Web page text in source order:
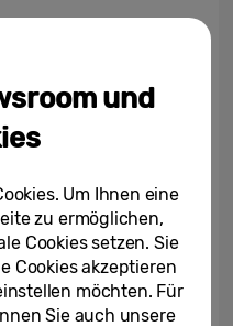
2024: Eröffnung
„Newfound...
Samsung auf der
2023
und
Um Ihnen eine
zu ermöglichen,
Cookies setzen. Sie
Cookies akzeptieren
möchten. Für
Sie auch unsere